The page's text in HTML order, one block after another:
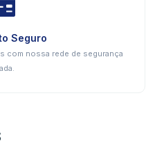
Seguro
com nossa rede de segurança